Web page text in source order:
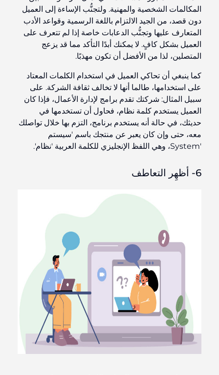
المكالمات الشخصية والمهنية. ولتجنُّب الإساءة إلى العميل
دون قصد، من الجيد الالتزام باللغة الرسمية وقواعد الأدب
المتعارف عليها وتجنُّب الدعابات خاصة إذا لم تتعرف على
العميل بشكل كافٍ. لا يمكنك أبدًا التأكد مما قد يزعج
المتصلين، لذا من الأفضل أن تكون مهذبًا.
كما ينبغي أن تحاكي العميل في استخدام الكلمات المعتاد
على استخدامها، طالما أنها لا تخالف ثقافة الشركة. على
سبيل المثال: شركتك تقدم برامج لإدارة الأعمال، فإذا كان
العميل يستخدم كلمة نظام، فحاول أن تستخدمها في
حديثك، في حالة أنه يستخدم برنامج، التزم بها خلال تواصلك
معه، حتى وإن كان يعبر عن منتجك باسم 'سيستم
'System، وهي اللفظ الإنجليزي للكلمة العربية 'نظام'.
6- أظهِر التعاطف